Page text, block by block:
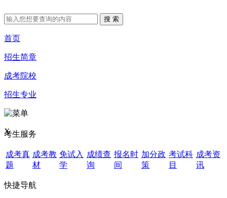
首页
招生简章
成考院校
招生专业
X
考生服务
成考真
题
成考教
材
免试入
学
成绩查
询
报名时
间
加分政
策
考试科
目
成考资
讯
快捷导航